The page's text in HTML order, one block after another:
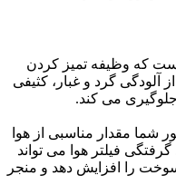
که وظیفه تمیز کردن
آلودگی گرد و غبار، کثیفی
جلوگیری می کند.
شما مقدار مناسبی از هوا
فیلتر هوا می تواند
را افزایش دهد و منجر